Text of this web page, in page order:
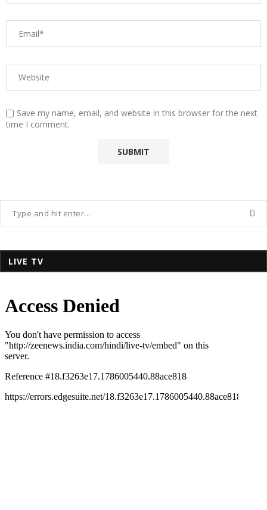
Save my name, email, and website in this browser for the next
time I comment.
LIVE TV